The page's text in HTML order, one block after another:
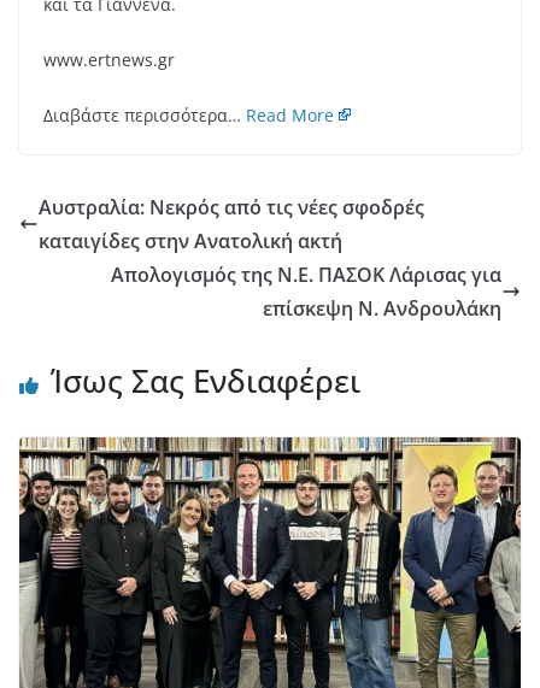
www.ertnews.gr
Διαβάστε περισσότερα… Read More
Αυστραλία: Νεκρός από τις νέες σφοδρές
καταιγίδες στην Ανατολική ακτή
Απολογισμός της Ν.Ε. ΠΑΣΟΚ Λάρισας για
επίσκεψη Ν. Ανδρουλάκη
Ίσως Σας Ενδιαφέρει